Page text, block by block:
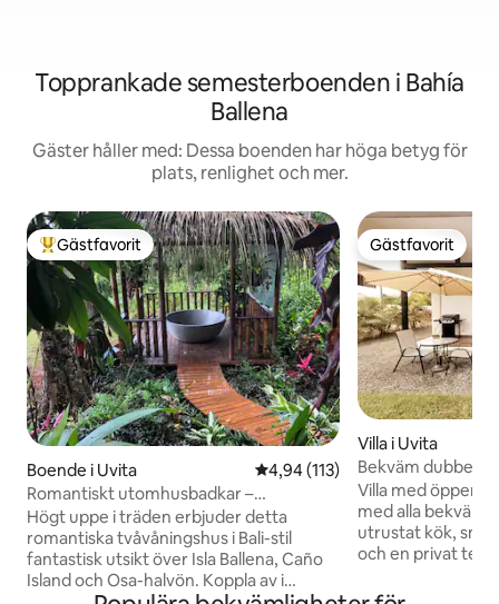
Topprankade semesterboenden i Bahía
Ballena
Gäster håller med: Dessa boenden har höga betyg för
plats, renlighet och mer.
Populär gästfavorit
Gästfavorit
Boende i Uvita 4,94 av 5 i genomsnittligt
4,94 (113)
Romantiskt utomhusbadkar –
Oceanview Home Uvita
Högt uppe i träden erbjuder detta
romantiska tvåvåningshus i Bali-stil
fantastisk utsikt över Isla Ballena, Caño
Island och Osa-halvön. Koppla av i
Gästfavorit
Gästfavorit
Villa i Uvita
Bekväm
gård, pool
Villa med öppen
med alla
utrustat kök,
och en privat
den lyxiga King-